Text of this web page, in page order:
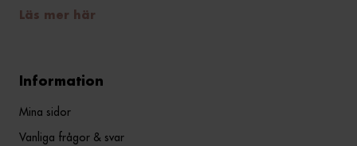
Läs mer här
Information
Mina sidor
Vanliga frågor & svar